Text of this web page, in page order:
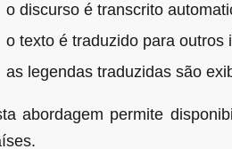
o discurso é transcrito
o texto é traduzido para outros
as legendas traduzidas são
abordagem permite